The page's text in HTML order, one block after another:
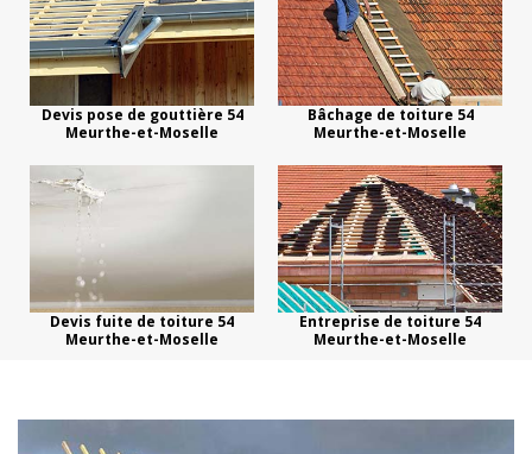
Devis pose de gouttière 54
Meurthe-et-Moselle
Bâchage de toiture 54
Meurthe-et-Moselle
Devis fuite de toiture 54
Meurthe-et-Moselle
Entreprise de toiture 54
Meurthe-et-Moselle